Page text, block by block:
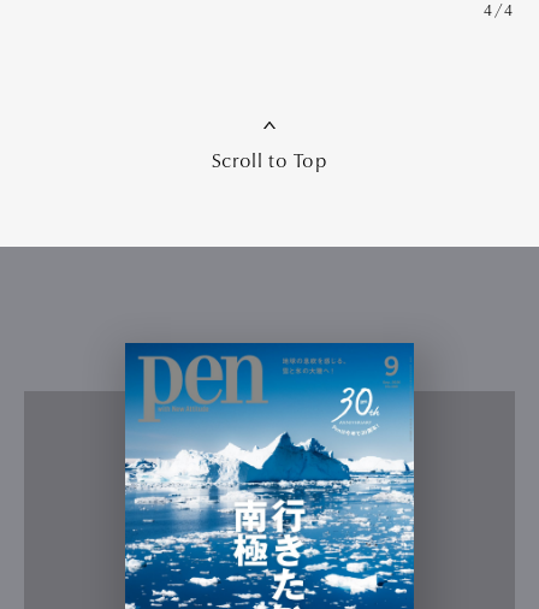
4/4
Scroll to Top